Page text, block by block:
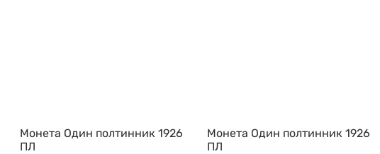
Монета Один полтинник 1926
ПЛ
Монета Один полтинник 1926
ПЛ